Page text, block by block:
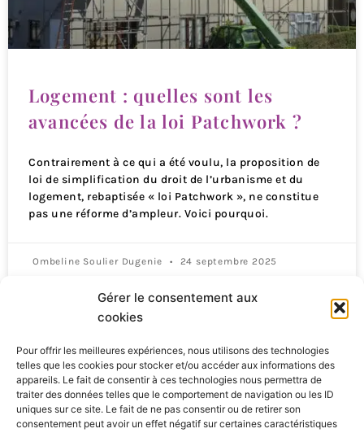
Gérer le consentement aux
cookies
Pour offrir les meilleures expériences, nous utilisons des technologies
telles que les cookies pour stocker et/ou accéder aux informations des
appareils. Le fait de consentir à ces technologies nous permettra de
traiter des données telles que le comportement de navigation ou les ID
uniques sur ce site. Le fait de ne pas consentir ou de retirer son
consentement peut avoir un effet négatif sur certaines caractéristiques
Logement : quelles sont les
avancées de la loi Patchwork ?
Contrairement à ce qui a été voulu, la proposition de
loi de simplification du droit de l’urbanisme et du
logement, rebaptisée « loi Patchwork », ne constitue
pas une réforme d’ampleur. Voici pourquoi.
Ombeline Soulier Dugenie 24 septembre 2025
Qui sommes-nous ?
S’abonner
Mentions Légales
Nous contacter